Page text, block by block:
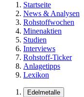
Startseite
News & Analysen
Rohstoffwochen
Minenaktien
Studien
Interviews
Rohstoff-Ticker
Anlagetipps
Lexikon
Edelmetalle